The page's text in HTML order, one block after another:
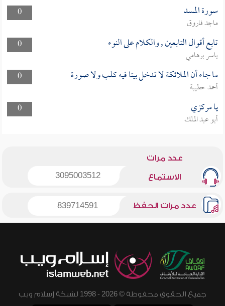
0
سورة المسد
ماجد فاروق
0
تابع أقوال التابعين , والكلام على النوء
ياسر برهامي
0
ما جاء أن الملائكة لا تدخل بيتا فيه كلب ولا صورة
أحمد حطيبة
0
يا مركزي
أبو عبد الملك
عدد مرات
الاستماع 3095003512
عدد مرات الحفظ 839714591
جميع الحقوق محفوظة © 2026 - 1998 لشبكة إسلام ويب